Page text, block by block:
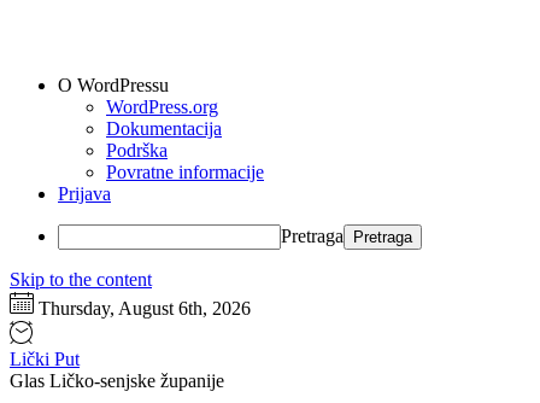
O WordPressu
WordPress.org
Dokumentacija
Podrška
Povratne informacije
Prijava
Pretraga
Skip to the content
Thursday, August 6th, 2026
Lički Put
Glas Ličko-senjske županije